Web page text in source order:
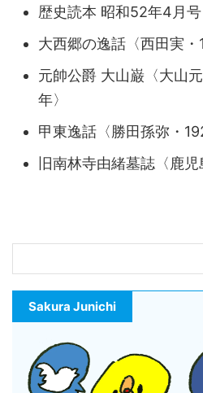
歴史読本 昭和52年4月号
大西郷の逸話〈西田実・
元帥公爵 大山巌〈大山
年〉
甲東逸話〈勝田孫弥・
旧南林寺由緒墓誌〈鹿児
Sakura Junichi